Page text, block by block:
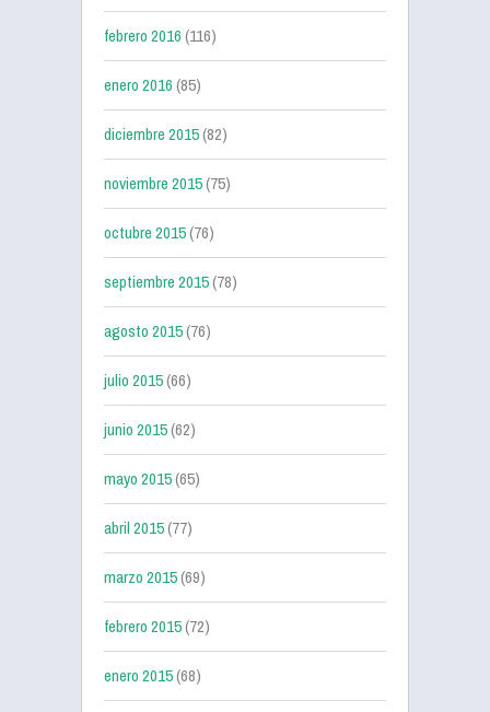
febrero 2016(116)
enero 2016(85)
diciembre 2015(82)
noviembre 2015(75)
octubre 2015(76)
septiembre 2015(78)
agosto 2015(76)
julio 2015(66)
junio 2015(62)
mayo 2015(65)
abril 2015(77)
marzo 2015(69)
febrero 2015(72)
enero 2015(68)